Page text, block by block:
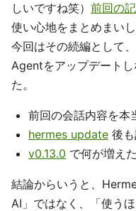
しいですね笑） 前回の
使い心地をまとめまいし
今回はその続編として
Agentをアップデート
た。
前回の会話内容を本
hermes update 後
v0.13.0 で何が増え
結論からいうと、
AI」ではなく、「使う